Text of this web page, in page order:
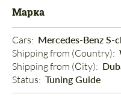
Марка
Cars: Mercedes-Benz S-
Shipping from (Country):
Shipping from (Сity):
Status: Tuning Guide